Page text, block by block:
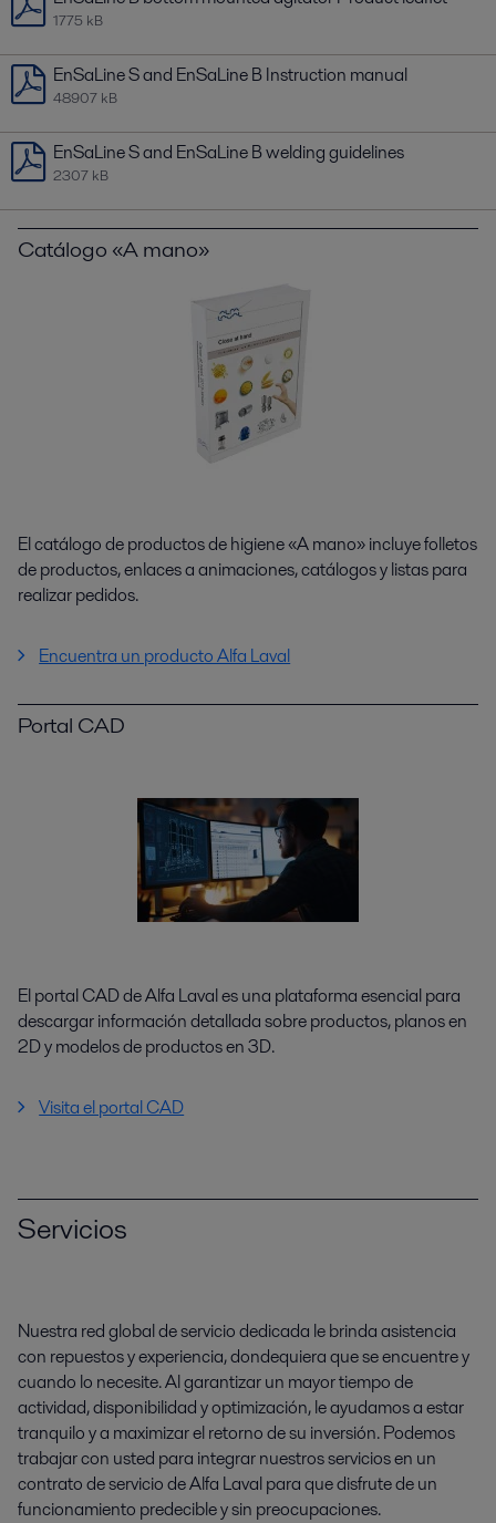
1775 kB
EnSaLine S and EnSaLine B Instruction manual
48907 kB
EnSaLine S and EnSaLine B welding guidelines
2307 kB
Catálogo «A mano»
El catálogo de productos de higiene «A mano» incluye folletos
de productos, enlaces a animaciones, catálogos y listas para
realizar pedidos.
Encuentra un producto Alfa Laval
Portal CAD
El portal CAD de Alfa Laval es una plataforma esencial para
descargar información detallada sobre productos, planos en
2D y modelos de productos en 3D.
Visita el portal CAD
Servicios
Nuestra red global de servicio dedicada le brinda asistencia
con repuestos y experiencia, dondequiera que se encuentre y
cuando lo necesite. Al garantizar un mayor tiempo de
actividad, disponibilidad y optimización, le ayudamos a estar
tranquilo y a maximizar el retorno de su inversión. Podemos
trabajar con usted para integrar nuestros servicios en un
contrato de servicio de Alfa Laval para que disfrute de un
funcionamiento predecible y sin preocupaciones.